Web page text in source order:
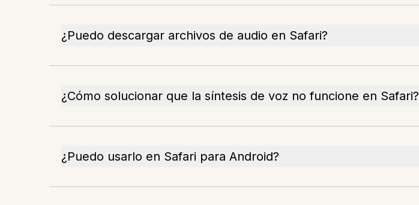
¿Puedo descargar archivos de audio en Safari?
¿Cómo solucionar que la síntesis de voz no funcione en Safari?
¿Puedo usarlo en Safari para Android?